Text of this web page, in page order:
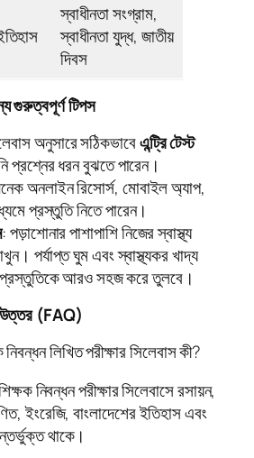
স্বাধীনতা সংগ্রাম,
স্বাধীনতা যুদ্ধ, জাতীয়
দিবস
গুরুত্বপূর্ণ টিপস
অনুসারে সঠিকভাবেএন্ট্রি টেস্ট
প্রশ্নের ধরন বুঝতে পারেন।
অনলাইন রিসোর্স, মোবাইল অ্যাপ,
প্রস্তুতি নিতে পারেন।
: পড়াশোনার পাশাপাশি নিজের স্বাস্থ্য
পর্যাপ্ত ঘুম এবং স্বাস্থ্যকর খাদ্য
আরও সহজ করে তুলবে।
উত্তর (FAQ)
লিখিত পরীক্ষার সিলেবাস কী?
নিবন্ধন পরীক্ষার সিলেবাসে রসায়ন,
ইংরেজি, বাংলাদেশের ইতিহাস এবং
থাকে।